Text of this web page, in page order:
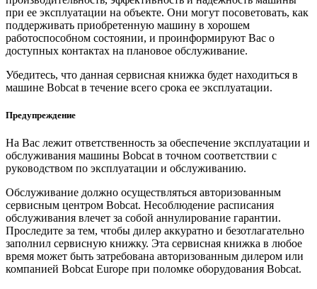
при ее эксплуатации на объекте. Они могут посоветовать, как
поддерживать приобретенную машину в хорошем
работоспособном состоянии, и проинформируют Вас о
доступных контактах на плановое обслуживание.
Убедитесь, что данная сервисная книжка будет находиться в
машине Bobcat в течение всего срока ее эксплуатации.
Предупреждение
На Вас лежит ответственность за обеспечение эксплуатации и
обслуживания машины Bobcat в точном соответствии с
руководством по эксплуатации и обслуживанию.
Обслуживание должно осуществляться авторизованным
сервисным центром Bobcat. Несоблюдение расписания
обслуживания влечет за собой аннулирование гарантии.
Проследите за тем, чтобы дилер аккуратно и безотлагательно
заполнил сервисную книжку. Эта сервисная книжка в любое
время может быть затребована авторизованным дилером или
компанией Bobcat Europe при поломке оборудования Bobcat.